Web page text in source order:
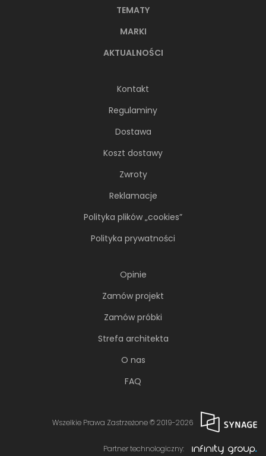
TEMATY
MARKI
AKTUALNOŚCI
Kontakt
Regulaminy
Dostawa
Koszt dostawy
Zwroty
Reklamacje
Polityka plików „cookies”
Polityka prywatności
Opinie
Zamów projekt
Zamów próbki
Strefa architekta
O nas
FAQ
Wszelkie Prawa Zastrzeżone © 2019-2026
Partner technologiczny: